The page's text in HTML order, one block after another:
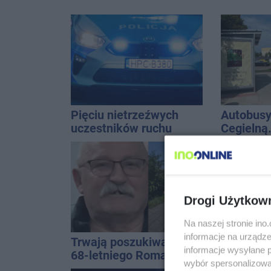
Pięciu nietrzeźwych
uczestników ruchu
wpadło w ręce policji.
Rekordzista miał 2,6
promila
Trwają poszukiwania
68-letniego Romana
Zmiany
na
Drogi
Na naszej stronie
informacje na
informacje wysyłane
wybór